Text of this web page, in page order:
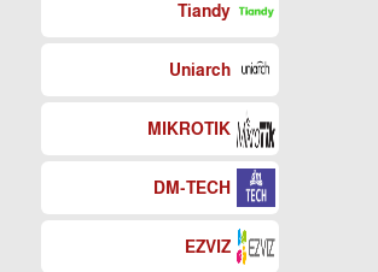
Tiandy
Uniarch
MIKROTIK
DM-TECH
EZVIZ